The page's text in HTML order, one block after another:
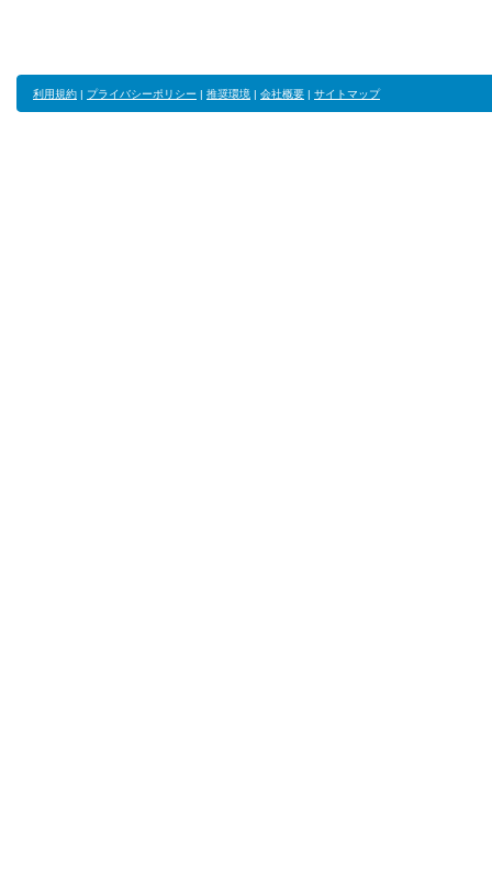
利用規約 | プライバシーポリシー | 推奨環境 | 会社概要 | サイトマップ